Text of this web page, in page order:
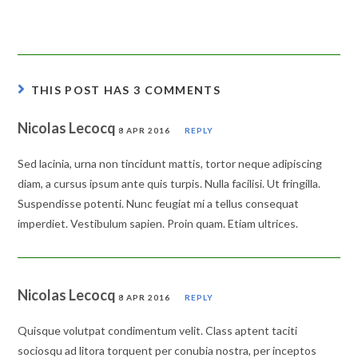
THIS POST HAS 3 COMMENTS
Nicolas Lecocq 8 APR 2016 REPLY
Sed lacinia, urna non tincidunt mattis, tortor neque adipiscing
diam, a cursus ipsum ante quis turpis. Nulla facilisi. Ut fringilla.
Suspendisse potenti. Nunc feugiat mi a tellus consequat
imperdiet. Vestibulum sapien. Proin quam. Etiam ultrices.
Nicolas Lecocq 8 APR 2016 REPLY
Quisque volutpat condimentum velit. Class aptent taciti
sociosqu ad litora torquent per conubia nostra, per inceptos